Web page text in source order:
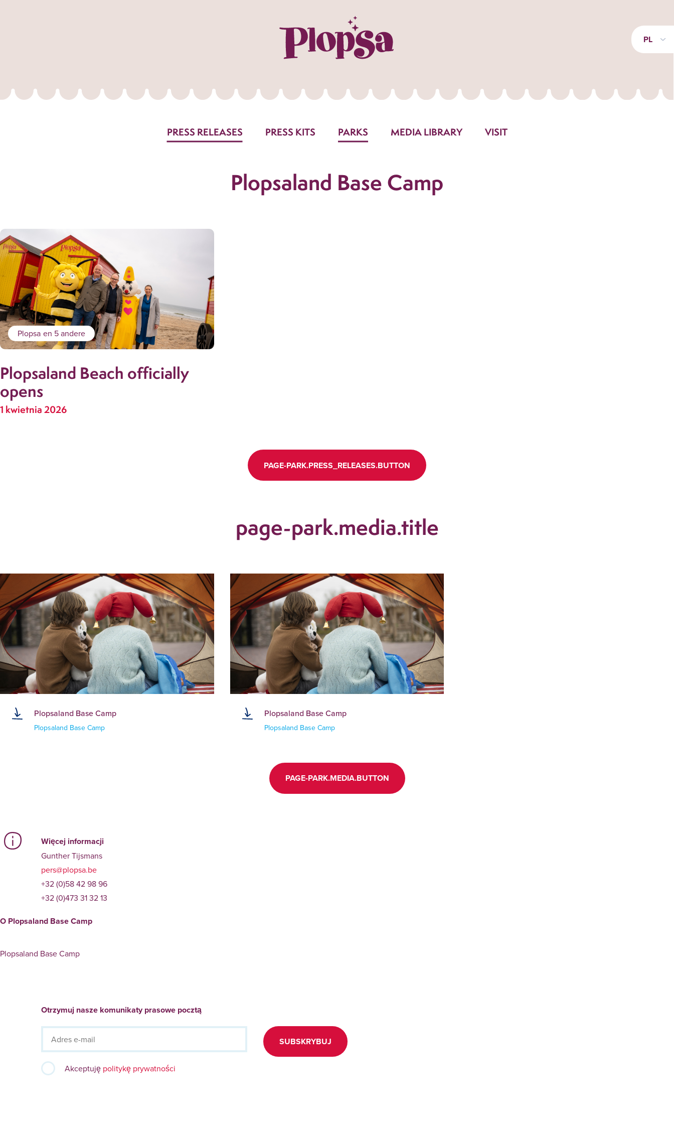
PL
PRESS RELEASES PRESS KITS PARKS MEDIA LIBRARY VISIT
Plopsaland Base Camp
Plopsa en 5 andere
Plopsaland Beach officially
opens
1 kwietnia 2026
PAGE-PARK.PRESS_RELEASES.BUTTON
page-park.media.title
Plopsaland Base Camp
Plopsaland Base Camp
Plopsaland Base Camp
Plopsaland Base Camp
PAGE-PARK.MEDIA.BUTTON
Więcej informacji
Gunther Tijsmans
pers@plopsa.be
+32 (0)58 42 98 96
+32 (0)473 31 32 13
O Plopsaland Base Camp
Plopsaland Base Camp
Otrzymuj nasze komunikaty prasowe pocztą
Akceptuję politykę prywatności
SUBSKRYBUJ